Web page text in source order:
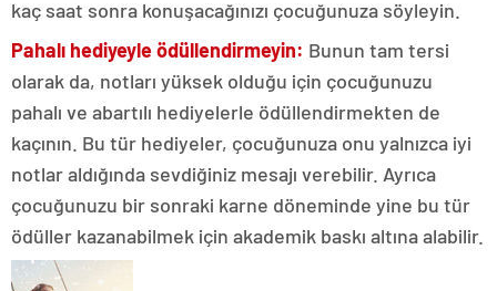
kaç saat sonra konuşacağınızı çocuğunuza söyleyin.
Pahalı hediyeyle ödüllendirmeyin: Bunun tam tersi
olarak da, notları yüksek olduğu için çocuğunuzu
pahalı ve abartılı hediyelerle ödüllendirmekten de
kaçının. Bu tür hediyeler, çocuğunuza onu yalnızca iyi
notlar aldığında sevdiğiniz mesajı verebilir. Ayrıca
çocuğunuzu bir sonraki karne döneminde yine bu tür
ödüller kazanabilmek için akademik baskı altına alabilir.